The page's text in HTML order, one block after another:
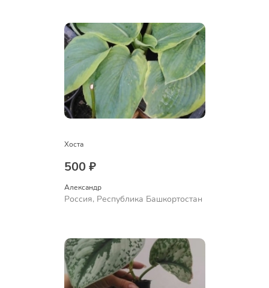
Хоста
500 ₽
Александр
Россия, Республика Башкортостан